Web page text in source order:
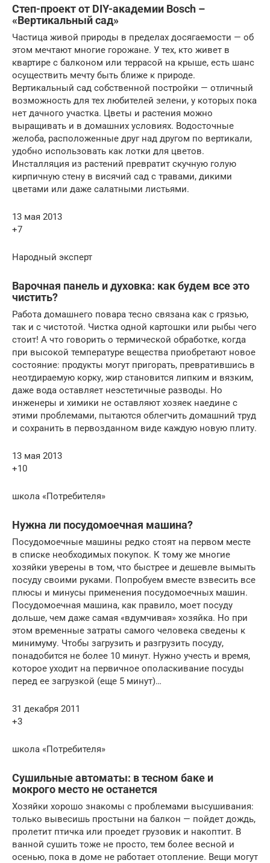
Степ-проект от DIY-академии Bosch –
«Вертикальный сад»
Частица живой природы в пределах досягаемости — об
этом мечтают многие горожане. У тех, кто живет в
квартире с балконом или террасой на крыше, есть шанс
осуществить мечту быть ближе к природе.
Вертикальный сад собственной постройки — отличный
возможность для тех любителей зелени, у которых пока
нет дачного участка. Цветы и растения можно
выращивать и в домашних условиях. Водосточные
желоба, расположенные друг над другом по вертикали,
удобно использовать как лотки для цветов.
Инсталляция из растений превратит скучную голую
кирпичную стену в висячий сад с травами, дикими
цветами или даже салатными листьями.
13 мая 2013
+7
Народный эксперт
Варочная панель и духовка: как будем все это
чистить?
Работа домашнего повара тесно связана как с грязью,
так и с чистотой. Чистка одной картошки или рыбы чего
стоит! А что говорить о термической обработке, когда
при высокой температуре вещества приобретают новое
состояние: продукты могут пригорать, превратившись в
неотдираемую корку, жир становится липким и вязким,
даже вода оставляет неэстетичные разводы. Но
инженеры и химики не оставляют хозяек наедине с
этими проблемами, пытаются облегчить домашний труд
и сохранить в первозданном виде каждую новую плиту.
13 мая 2013
+10
школа «Потребителя»
Нужна ли посудомоечная машина?
Посудомоечные машины редко стоят на первом месте
в списке необходимых покупок. К тому же многие
хозяйки уверены в том, что быстрее и дешевле вымыть
посуду своими руками. Попробуем вместе взвесить все
плюсы и минусы применения посудомоечных машин.
Посудомоечная машина, как правило, моет посуду
дольше, чем даже самая «вдумчивая» хозяйка. Но при
этом временные затраты самого человека сведены к
минимуму. Чтобы загрузить и разгрузить посуду,
понадобится не более 10 минут. Нужно учесть и время,
которое уходит на первичное ополаскивание посуды
перед ее загрузкой (еще 5 минут)…
31 декабря 2011
+3
школа «Потребителя»
Сушильные автоматы: в тесном баке и
мокрого место не останется
Хозяйки хорошо знакомы с проблемами высушивания:
только вывесишь простыни на балкон — пойдет дождь,
пролетит птичка или проедет грузовик и накоптит. В
ванной сушить тоже не просто, тем более весной и
осенью, пока в доме не работает отопление. Вещи могут